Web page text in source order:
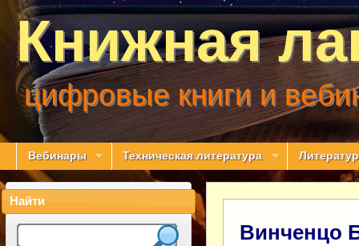
Книжная
цифровые книги и
Вебинары Техническая литература
Винченцо
Найти